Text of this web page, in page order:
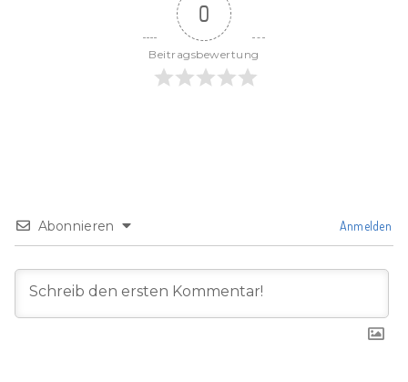
0
Beitragsbewertung
Abonnieren Anmelden